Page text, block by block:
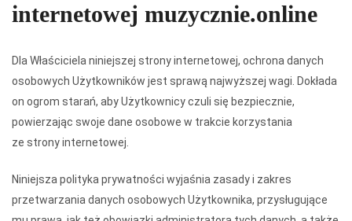
internetowej muzycznie.online
Dla Właściciela niniejszej strony internetowej, ochrona danych
osobowych Użytkowników jest sprawą najwyższej wagi. Dokłada
on ogrom starań, aby Użytkownicy czuli się bezpiecznie,
powierzając swoje dane osobowe w trakcie korzystania
ze strony internetowej.
Niniejsza polityka prywatności wyjaśnia zasady i zakres
przetwarzania danych osobowych Użytkownika, przysługujące